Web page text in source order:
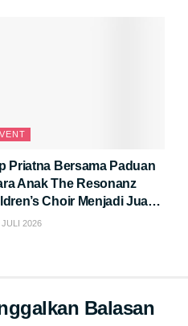
Priatna Bersama Paduan
Anak The Resonanz
Choir Menjadi Juara
di Kompetisi Paduan
2026
Balasan